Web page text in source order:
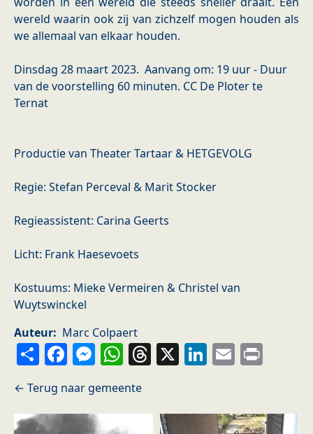
wereld waarin ook zij van zichzelf mogen houden als
we allemaal van elkaar houden.
Dinsdag 28 maart 2023. Aanvang om: 19 uur - Duur
van de voorstelling 60 minuten. CC De Ploter te
Ternat
Productie van Theater Tartaar & HETGEVOLG
Regie: Stefan Perceval & Marit Stocker
Regieassistent: Carina Geerts
Licht: Frank Haesevoets
Kostuums: Mieke Vermeiren & Christel van
Wuytswinckel
Auteur
Marc Colpaert
ShareFacebook
Messenger
WhatsApp
Threads
X LinkedIn
Email